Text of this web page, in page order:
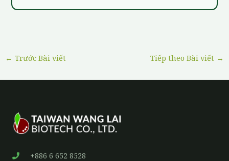
← Trước Bài viết Tiếp theo Bài viết →
+886 6 652 8528